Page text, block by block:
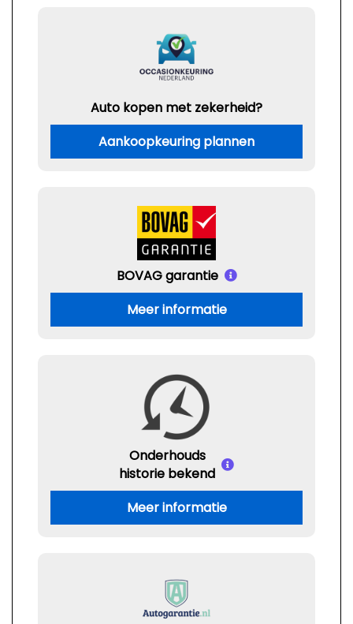
Auto kopen met zekerheid?
Aankoopkeuring plannen
BOVAG garantie
Meer informatie
Onderhouds
historie bekend
Meer informatie